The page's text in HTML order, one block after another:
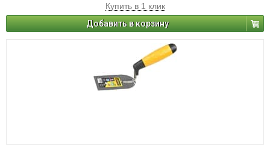
Купить в 1 клик
Добавить в корзину